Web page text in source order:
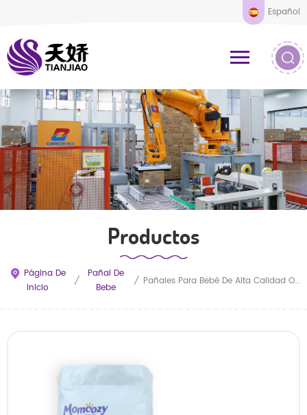
Español
Productos
Página De
Inicio
/
Pañal De
Bebe
/ Pañales Para Bebé De Alta Calidad OEM Finos De CHINA